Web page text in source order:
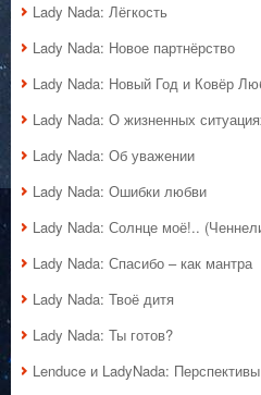
Lady Nada: Лёгкость
Lady Nada: Новое партнёрство
Lady Nada: Новый Год и Ковёр
Lady Nada: О жизненных
Lady Nada: Об уважении
Lady Nada: Ошибки любви
Lady Nada: Солнце моё!..
Lady Nada: Спасибо – как мантра
Lady Nada: Твоё дитя
Lady Nada: Ты готов?
Lenduce и LadyNada: Перспективы